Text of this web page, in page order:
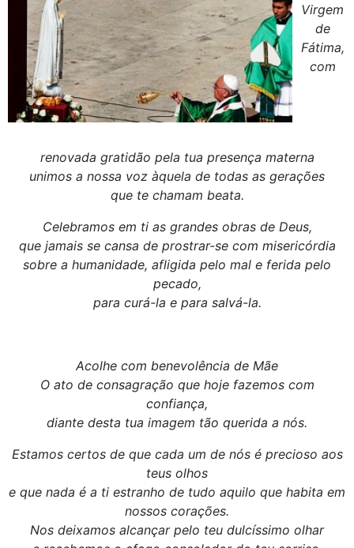
Virgem
de
Fátima,
com
renovada gratidão pela tua presença materna
unimos a nossa voz àquela de todas as gerações
que te chamam beata.
Celebramos em ti as grandes obras de Deus,
que jamais se cansa de prostrar-se com misericórdia
sobre a humanidade, afligida pelo mal e ferida pelo
pecado,
para curá-la e para salvá-la.
Acolhe com benevolência de Mãe
O ato de consagração que hoje fazemos com
confiança,
diante desta tua imagem tão querida a nós.
Estamos certos de que cada um de nós é precioso aos
teus olhos
e que nada é a ti estranho de tudo aquilo que habita em
nossos corações.
Nos deixamos alcançar pelo teu dulcíssimo olhar